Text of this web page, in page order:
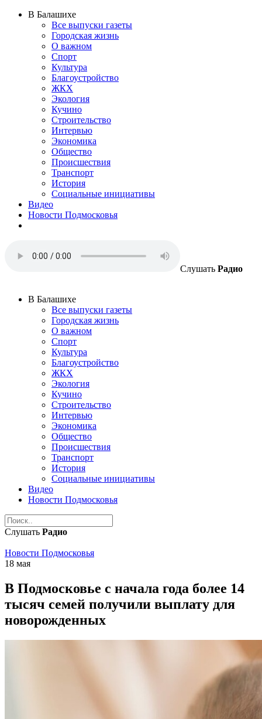
В Балашихе
Все выпуски газеты
Городская жизнь
О важном
Спорт
Культура
Благоустройство
ЖКХ
Экология
Кучино
Строительство
Интервью
Экономика
Общество
Происшествия
Транспорт
История
Социальные инициативы
Видео
Новости Подмосковья
Слушать Радио
В Балашихе
Все выпуски газеты
Городская жизнь
О важном
Спорт
Культура
Благоустройство
ЖКХ
Экология
Кучино
Строительство
Интервью
Экономика
Общество
Происшествия
Транспорт
История
Социальные инициативы
Видео
Новости Подмосковья
Слушать Радио
Новости Подмосковья
18 мая
В Подмосковье с начала года более 14
тысяч семей получили выплату для
новорожденных